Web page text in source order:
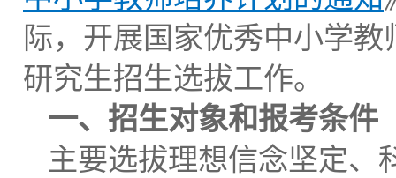
际，开展国家优秀中小学
研究生招生选拔工作。
一、招生对象和报考条件
主要选拔理想信念坚定、